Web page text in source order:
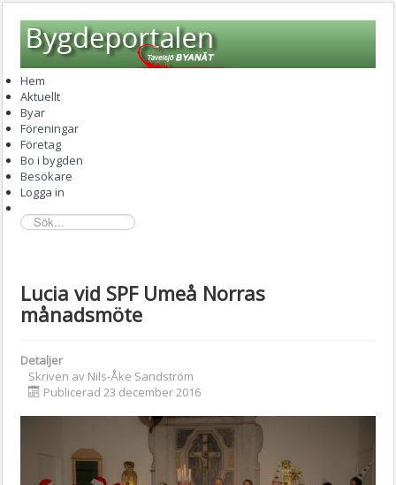
Hem
Aktuellt
Byar
Föreningar
Företag
Bo i bygden
Besökare
Logga in
sök...
Lucia vid SPF Umeå Norras
månadsmöte
Detaljer
Skriven av Nils-Åke Sandström
Publicerad 23 december 2016